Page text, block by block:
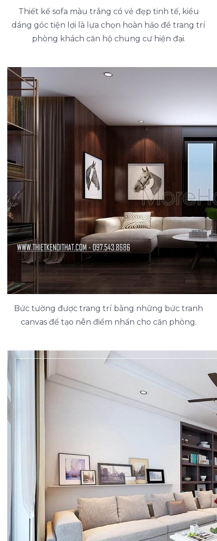
Thiết kế sofa màu trắng có vẻ đẹp tinh tế, kiểu
dáng góc tiện lợi là lựa chọn hoàn hảo để trang trí
phòng khách căn hộ chung cư hiện đại.
Bức tường được trang trí bằng những bức tranh
canvas để tạo nên điểm nhấn cho căn phòng.